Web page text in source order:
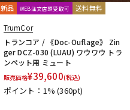
新品 WEB注文店頭受取可 送料無料
TrumCor
トランコア / 《Doc-Ouflage》 Zin
ger DCZ-030 (LUAU) ワウワウ トラ
ンペット用 ミュート
販売価格¥39,600(税込)
ポイント：1%(360pt)